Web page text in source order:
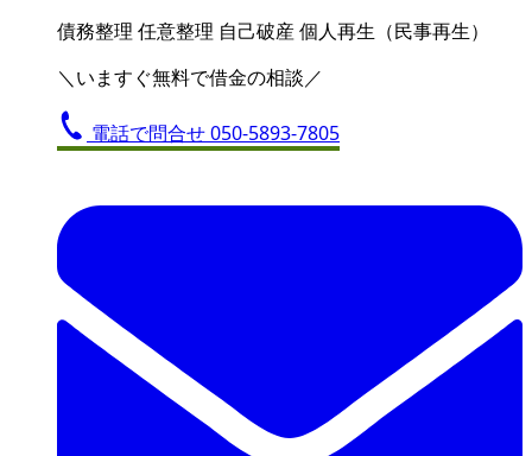
債務整理任意整理 自己破産個人再生（民事再生）
＼いますぐ無料で借金の相談／
電話で問合せ050-5893-7805